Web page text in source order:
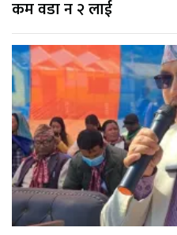
कम वडा न २ लाई